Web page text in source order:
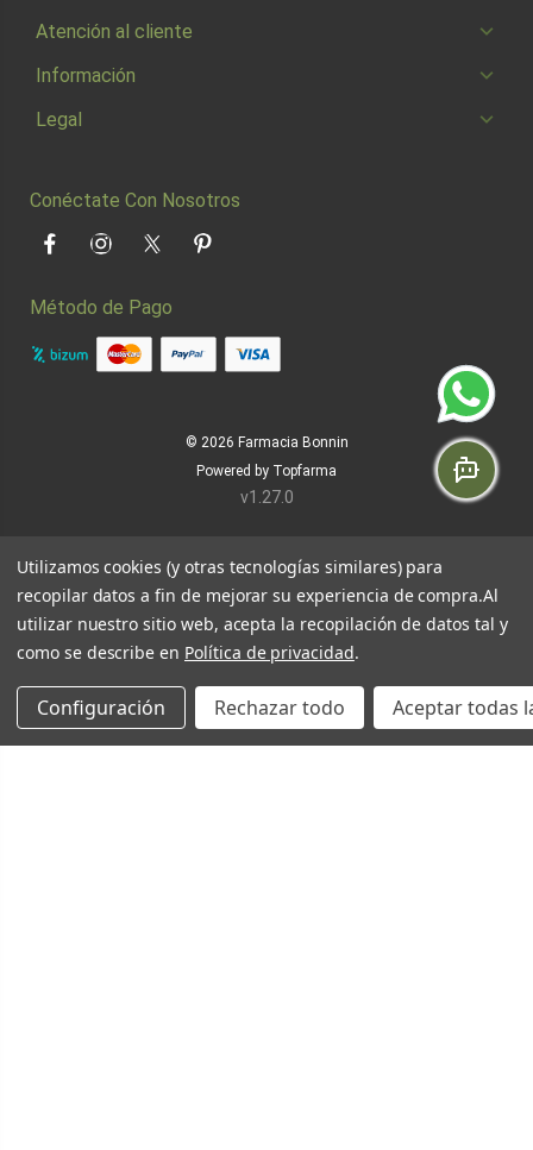
Atención al cliente
Información
Legal
Conéctate Con Nosotros
FacebookInstagramTwitter Pinterest
Método de Pago
© 2026 Farmacia Bonnin
Powered by Topfarma
v1.27.0
Utilizamos cookies (y otras tecnologías similares) para
recopilar datos a fin de mejorar su experiencia de compra.Al
utilizar nuestro sitio web, acepta la recopilación de datos tal y
como se describe en Política de privacidad.
Configuración Rechazar todo Aceptar todas